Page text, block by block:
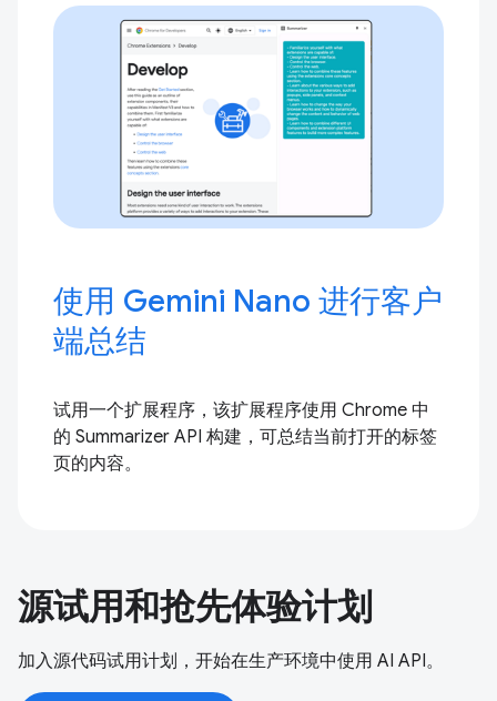
使用 Gemini Nano 进行客户
端总结
试用一个扩展程序，该扩展程序使用 Chrome 中
的 Summarizer API 构建，可总结当前打开的标签
页的内容。
源试用和抢先体验计划
加入源代码试用计划，开始在生产环境中使用 AI API。